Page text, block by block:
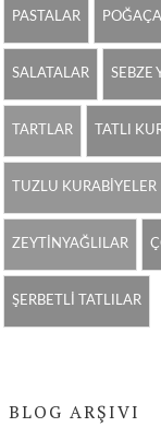
PASTALAR
SALATALAR SEBZE
TARTLAR TATLI
TUZLU KURABİYELER
ZEYTİNYAĞLILAR
ŞERBETLİ TATLILAR
BLOG ARŞIVI